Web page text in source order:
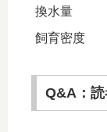
換水量
飼育密度
Q&A：読